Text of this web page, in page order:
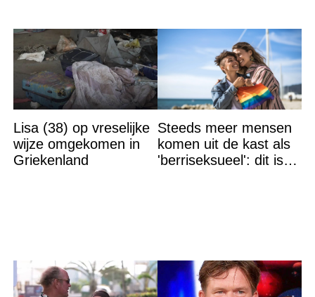
Lisa (38) op vreselijke
wijze omgekomen in
Griekenland
Steeds meer mensen
komen uit de kast als
'berriseksueel': dit is